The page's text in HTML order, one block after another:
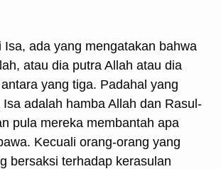
Isa, ada yang mengatakan bahwa
atau dia putra Allah atau dia
yang tiga. Padahal yang
Isa adalah hamba Allah dan Rasul-
pula mereka membantah apa
Kecuali orang-orang yang
bersaksi terhadap kerasulan